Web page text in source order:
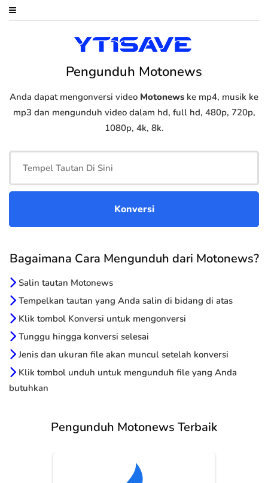
Pengunduh Motonews
Anda dapat mengonversi video Motonews ke mp4, musik ke
mp3 dan mengunduh video dalam hd, full hd, 480p, 720p,
1080p, 4k, 8k.
Bagaimana Cara Mengunduh dari Motonews?
Salin tautan Motonews
Tempelkan tautan yang Anda salin di bidang di atas
Klik tombol Konversi untuk mengonversi
Tunggu hingga konversi selesai
Jenis dan ukuran file akan muncul setelah konversi
Klik tombol unduh untuk mengunduh file yang Anda
butuhkan
Pengunduh Motonews Terbaik